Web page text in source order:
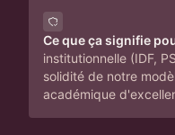
Ce que ça signifie
institutionnelle (IDF,
solidité de notre
académique